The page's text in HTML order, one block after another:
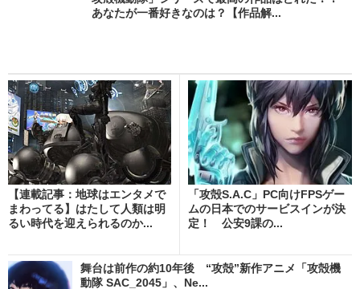
あなたが一番好きなのは？【作品解...
【連載記事：地球はエンタメで
まわってる】はたして人類は明
るい時代を迎えられるのか...
「攻殻S.A.C」PC向けFPSゲー
ムの日本でのサービスインが決
定！ 公安9課の...
舞台は前作の約10年後 “攻殻”新作アニメ「攻殻機
動隊 SAC_2045」、Ne...